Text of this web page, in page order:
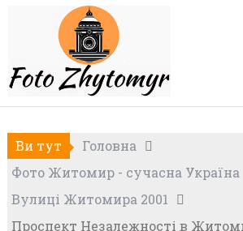
Ви тут
Головна
Фото Житомир - сучасна Україна
Вулиці Житомира 2001
Проспект Незалежності в